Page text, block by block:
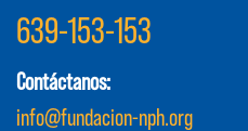
639-153-153
Contáctanos:
info@fundacion-nph.org